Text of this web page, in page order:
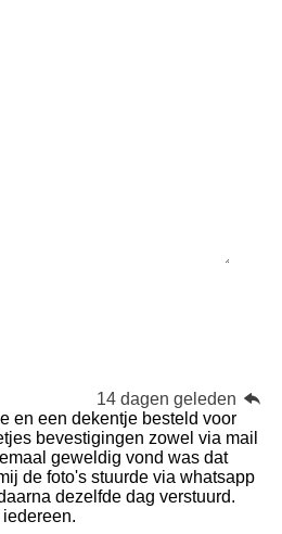
14 dagen geleden
en een dekentje besteld voor
bevestigingen zowel via mail
geweldig vond was dat
de foto's stuurde via whatsapp
dezelfde dag verstuurd.